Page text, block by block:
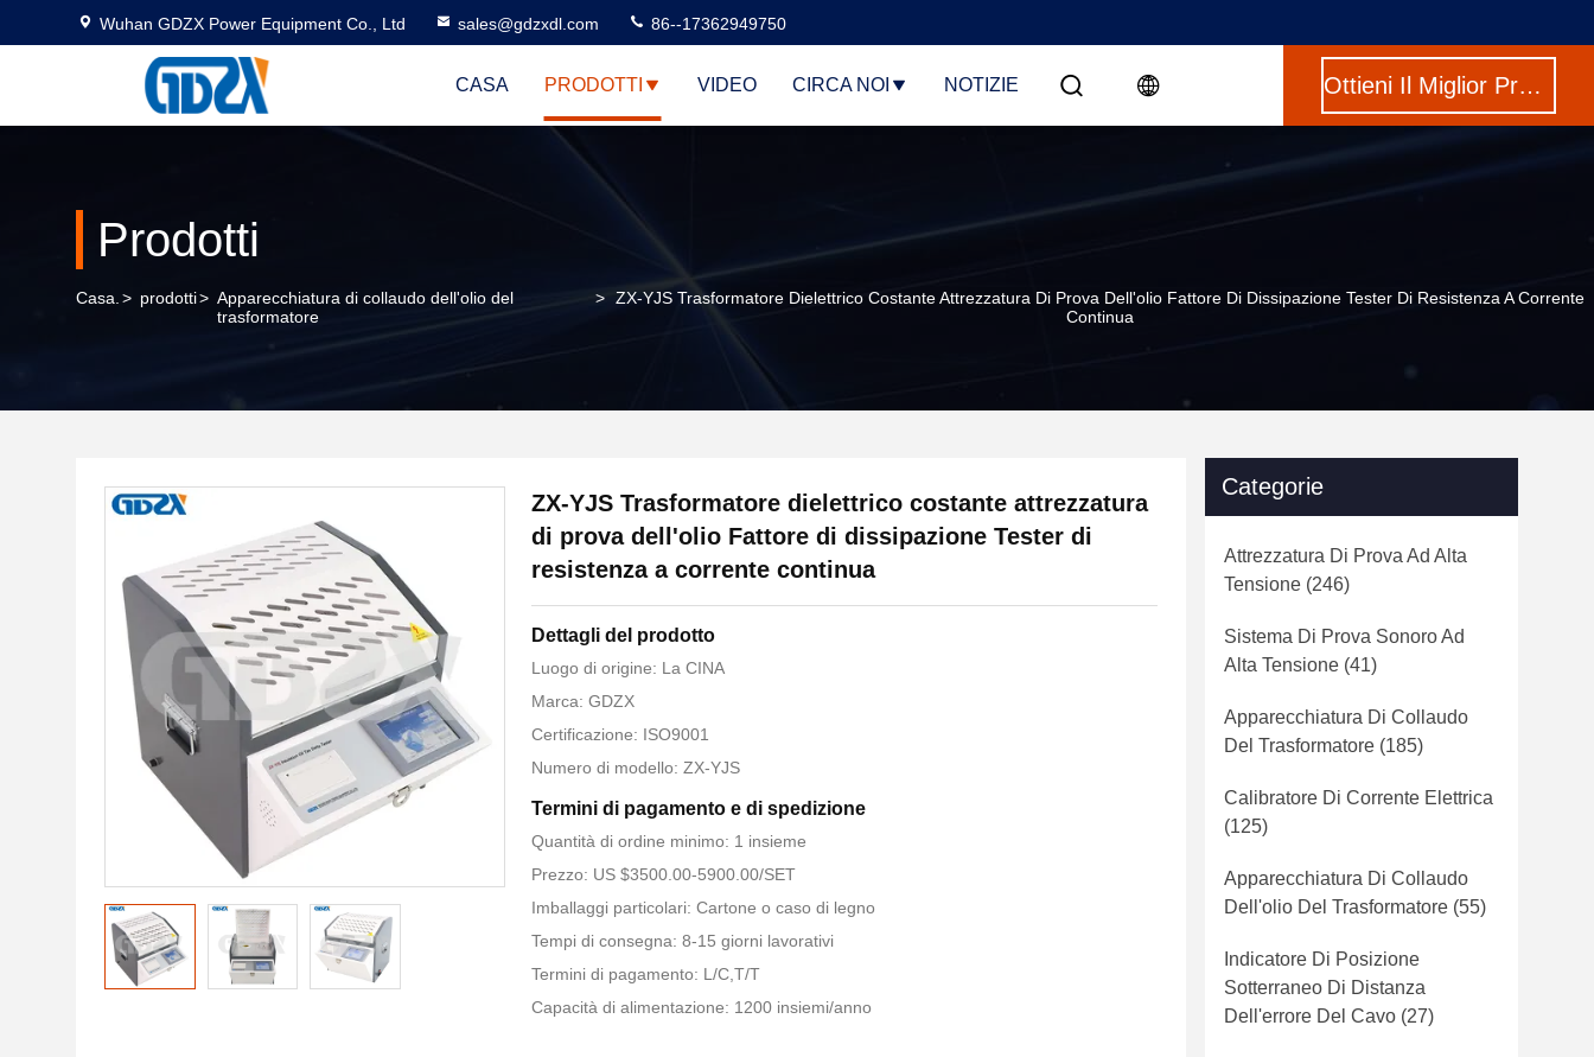
Wuhan GDZX Power Equipment Co., Ltd sales@gdzxdl.com 86--17362949750
CASA PRODOTTI VIDEO CIRCA NOI NOTIZIE Ottieni Il Miglior Prezzo
Prodotti
Casa. > prodotti> Apparecchiatura di collaudo dell'olio del
trasformatore
> ZX-YJS Trasformatore Dielettrico Costante Attrezzatura Di Prova Dell'olio Fattore Di Dissipazione Tester Di Resistenza A Corrente
Continua
ZX-YJS Trasformatore dielettrico costante attrezzatura
di prova dell'olio Fattore di dissipazione Tester di
resistenza a corrente continua
Dettagli del prodotto
Luogo di origine: La CINA
Marca: GDZX
Certificazione: ISO9001
Numero di modello: ZX-YJS
Termini di pagamento e di spedizione
Quantità di ordine minimo: 1 insieme
Prezzo: US $3500.00-5900.00/SET
Imballaggi particolari: Cartone o caso di legno
Tempi di consegna: 8-15 giorni lavorativi
Termini di pagamento: L/C,T/T
Capacità di alimentazione: 1200 insiemi/anno
Categorie
Attrezzatura Di Prova Ad Alta
Tensione (246)
Sistema Di Prova Sonoro Ad
Alta Tensione (41)
Apparecchiatura Di Collaudo
Del Trasformatore (185)
Calibratore Di Corrente Elettrica
(125)
Apparecchiatura Di Collaudo
Dell'olio Del Trasformatore (55)
Indicatore Di Posizione
Sotterraneo Di Distanza
Dell'errore Del Cavo (27)